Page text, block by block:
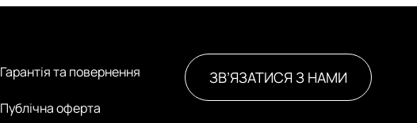
Гарантія та повернення
Публічна оферта
ЗВ’ЯЗАТИСЯ З НАМИ